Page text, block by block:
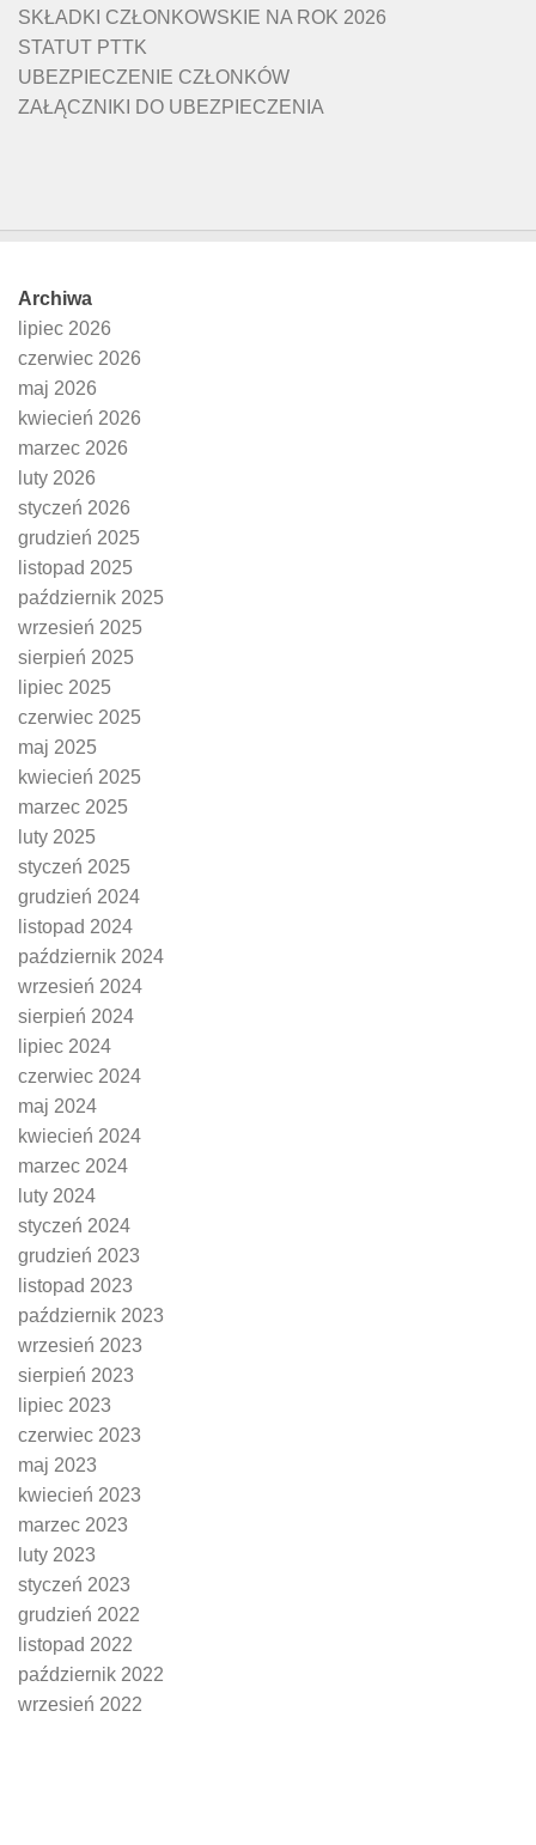
SKŁADKI CZŁONKOWSKIE NA ROK 2026
STATUT PTTK
UBEZPIECZENIE CZŁONKÓW
ZAŁĄCZNIKI DO UBEZPIECZENIA
Archiwa
lipiec 2026
czerwiec 2026
maj 2026
kwiecień 2026
marzec 2026
luty 2026
styczeń 2026
grudzień 2025
listopad 2025
październik 2025
wrzesień 2025
sierpień 2025
lipiec 2025
czerwiec 2025
maj 2025
kwiecień 2025
marzec 2025
luty 2025
styczeń 2025
grudzień 2024
listopad 2024
październik 2024
wrzesień 2024
sierpień 2024
lipiec 2024
czerwiec 2024
maj 2024
kwiecień 2024
marzec 2024
luty 2024
styczeń 2024
grudzień 2023
listopad 2023
październik 2023
wrzesień 2023
sierpień 2023
lipiec 2023
czerwiec 2023
maj 2023
kwiecień 2023
marzec 2023
luty 2023
styczeń 2023
grudzień 2022
listopad 2022
październik 2022
wrzesień 2022